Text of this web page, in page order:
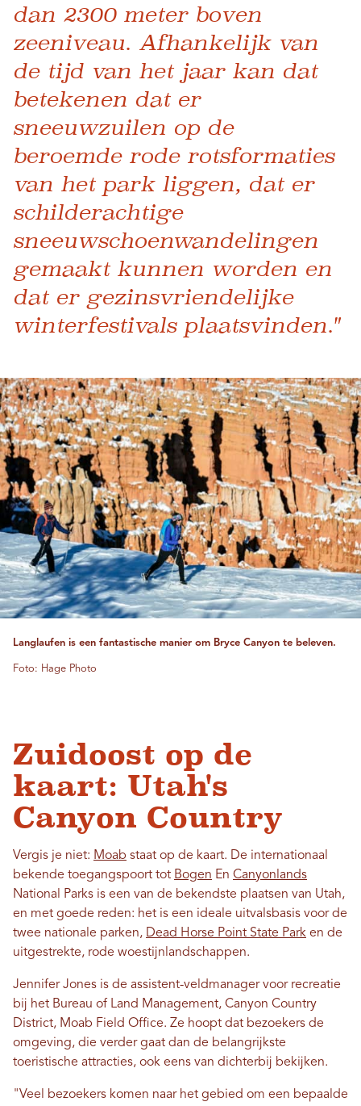
dan 2300 meter boven
zeeniveau. Afhankelijk van
de tijd van het jaar kan dat
betekenen dat er
sneeuwzuilen op de
beroemde rode rotsformaties
van het park liggen, dat er
schilderachtige
sneeuwschoenwandelingen
gemaakt kunnen worden en
dat er gezinsvriendelijke
winterfestivals plaatsvinden."
Langlaufen is een fantastische manier om Bryce Canyon te beleven.
Foto: Hage Photo
Zuidoost op de
kaart: Utah's
Canyon Country
Vergis je niet: Moab staat op de kaart. De internationaal
bekende toegangspoort tot Bogen En Canyonlands
National Parks is een van de bekendste plaatsen van Utah,
en met goede reden: het is een ideale uitvalsbasis voor de
twee nationale parken, Dead Horse Point State Park en de
uitgestrekte, rode woestijnlandschappen.
Jennifer Jones is de assistent-veldmanager voor recreatie
bij het Bureau of Land Management, Canyon Country
District, Moab Field Office. Ze hoopt dat bezoekers de
omgeving, die verder gaat dan de belangrijkste
toeristische attracties, ook eens van dichterbij bekijken.
"Veel bezoekers komen naar het gebied om een ​​bepaalde